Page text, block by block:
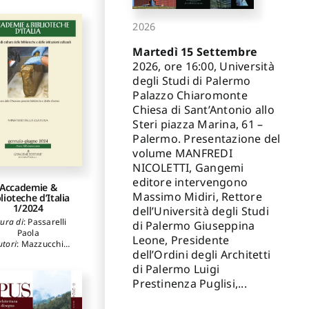
Accademie &
d’Italia
1/2024
di: Passarelli
Paola
: Mazzucchi
,Capitani
,Galeotti Monica,
2026
Martedì 15 Settembre
2026, ore 16:00, Università
degli Studi di Palermo
Palazzo Chiaromonte
Chiesa di Sant’Antonio allo
Steri piazza Marina, 61 –
Palermo. Presentazione del
volume MANFREDI
NICOLETTI, Gangemi
editore intervengono
Massimo Midiri, Rettore
dell’Università degli Studi
di Palermo Giuseppina
Leone, Presidente
dell’Ordini degli Architetti
di Palermo Luigi
Prestinenza Puglisi,...